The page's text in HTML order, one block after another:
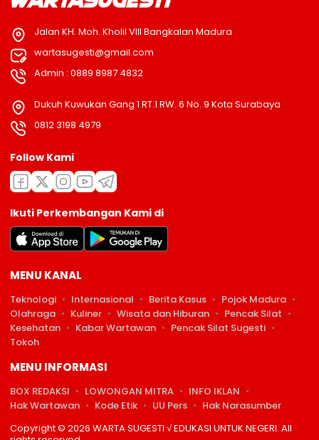
Jalan KH. Moh. Kholil VIII Bangkalan Madura
wartasugesti@gmail.com
Admin : 0889 8987 4832
Dukuh Kuwukan Gang 1 RT.1 RW. 6 No. 9 Kota Surabaya
0812 3198 4979
Follow Kami
Ikuti Perkembangan Kami di
MENU KANAL
Teknologi Internasional Berita Kasus
Pojok Madura
Olahraga
Kuliner Wisata dan Hiburan
Pencak Silat
Kesehatan
Kabar Wartawan
Pencak Silat Sugesti
Tokoh
MENU INFORMASI
BOX REDAKSI LOWONGAN MITRA
INFO IKLAN
Hak Wartawan
Kode Etik UU Pers
Hak Narasumber
Copyright © 2026 WARTA SUGESTI √ EDUKASI UNTUK NEGERI. All